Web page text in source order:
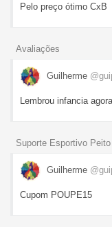
Pelo preço ótimo CxB
Avaliações
Guilherme
Lembrou infancia agora
Suporte Esportivo
Guilherme
Cupom POUPE15